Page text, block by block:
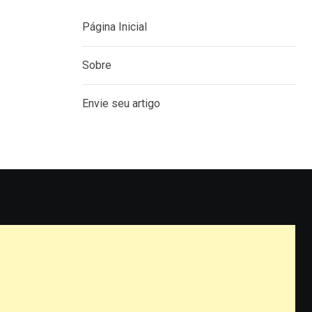
Página Inicial
Sobre
Envie seu artigo